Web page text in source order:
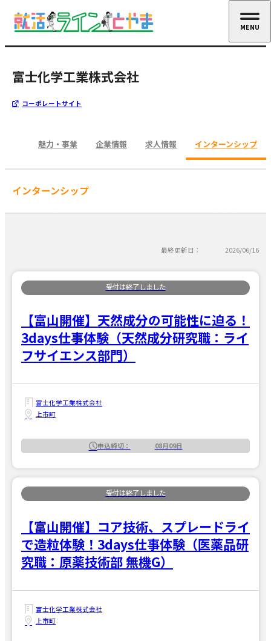
富士化学工業株式会社
コーポレートサイト
魅力・事業 企業情報 求人情報 インターンシップ
インターンシップ
最終更新日： 2026/06/16
【富山開催】天然成分の可能性に迫る！
3days仕事体験（天然成分研究職：ライ
フサイエンス部門）
富士化学工業株式会社
上市町
申込締切： 08月09日
【富山開催】コア技術、スプレードライ
で造粒体験！3days仕事体験（医薬品研
究職：原薬技術部 無機G）
富士化学工業株式会社
上市町
MENU